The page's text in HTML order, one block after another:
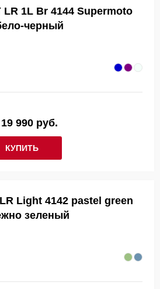
LR 1L Br 4144 Supermoto
черный
КУПИТЬ
19 990 руб.
Light 4142 pastel green
зеленый